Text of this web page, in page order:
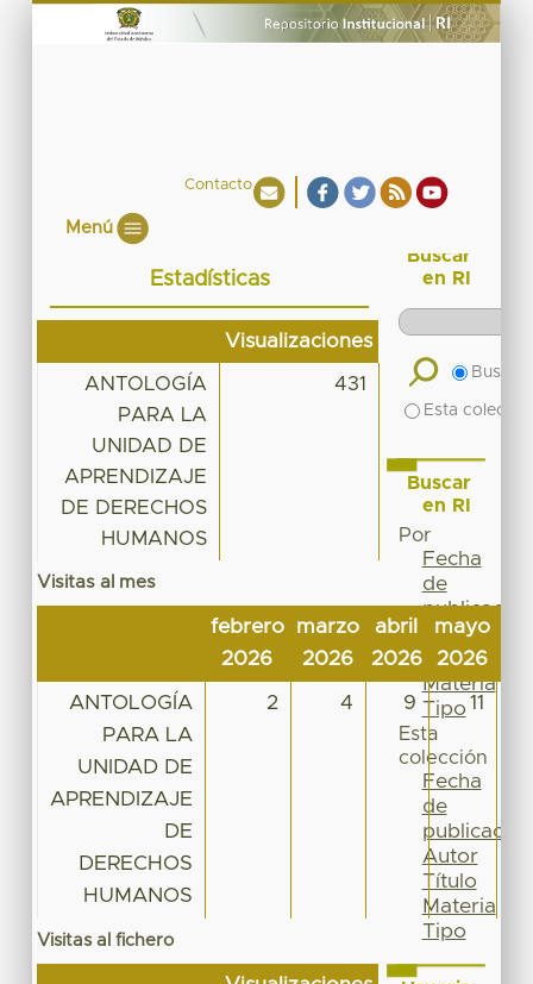
Contacto
Menú
Estadísticas
Visualizaciones
ANTOLOGÍA
PARA LA
UNIDAD DE
APRENDIZAJE
DE DERECHOS
HUMANOS
431
Visitas al mes
febrero
2026
marzo
2026
abril
2026
mayo
2026
ANTOLOGÍA
PARA LA
UNIDAD DE
APRENDIZAJE
DE
DERECHOS
HUMANOS
2 4 9 11
Visitas al fichero
Buscar
en RI
Buscar
Esta
Buscar
en RI
Por
Fecha
de
publicación
Autor
Título
Materia
Tipo
Esta
colección
Fecha
de
publicación
Autor
Título
Materia
Tipo